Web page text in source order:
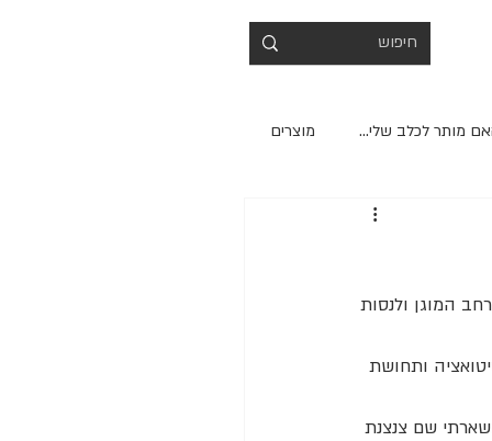
מותר לכלב שלי... מוצרים
המוגן ולנסות
ותחושת
שם צנצנת